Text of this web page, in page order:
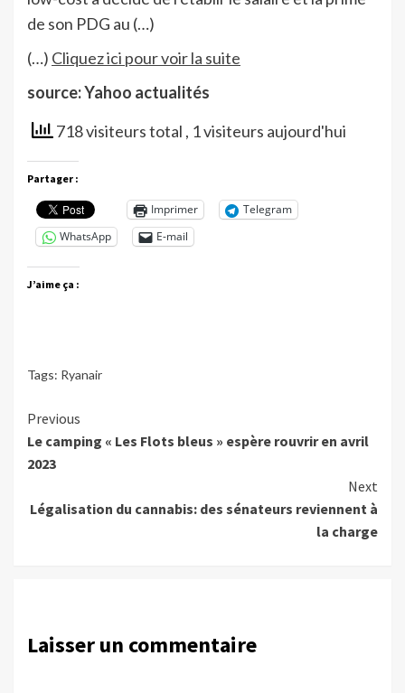
de son PDG au (…)
(…) Cliquez ici pour voir la suite
source: Yahoo actualités
718 visiteurs total , 1 visiteurs aujourd'hui
Partager :
Imprimer
Telegram
WhatsApp
E-mail
J’aime ça :
Tags: Ryanair
Continue
Reading
Previous
Le camping « Les Flots bleus » espère rouvrir en avril
2023
Next
Légalisation du cannabis: des sénateurs reviennent à
la charge
Laisser un commentaire